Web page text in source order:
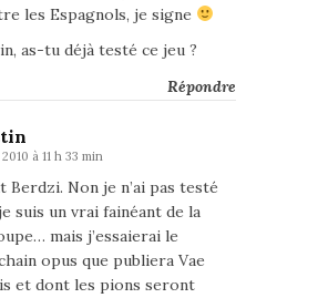
les Espagnols, je signe
as-tu déjà testé ce jeu ?
Répondre
à 11 h 33 min
Berdzi. Non je n’ai pas testé
suis un vrai fainéant de la
mais j’essaierai le
opus que publiera Vae
et dont les pions seront